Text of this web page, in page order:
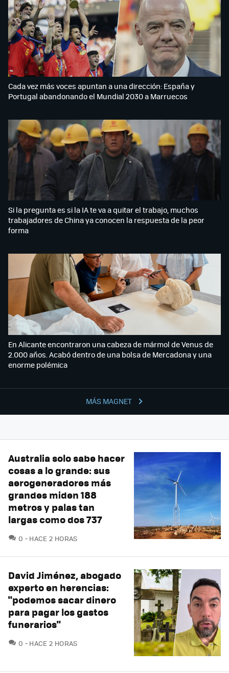
MÁS MAGNET
Cada vez más voces apuntan a una dirección: España y
Portugal abandonando el Mundial 2030 a Marruecos
Si la pregunta es si la IA te va a quitar el trabajo, muchos
trabajadores de China ya conocen la respuesta de la peor
forma
En Alicante encontraron una cabeza de mármol de Venus de
2.000 años. Acabó dentro de una bolsa de Mercadona y una
enorme polémica
Australia solo sabe hacer
cosas a lo grande: sus
aerogeneradores más
grandes miden 188
metros y palas tan
largas como dos 737
0 COMENTARIOS
HACE 2 HORAS
David Jiménez, abogado
experto en herencias:
"podemos sacar dinero
para pagar los gastos
funerarios"
0 COMENTARIOS
HACE 2 HORAS